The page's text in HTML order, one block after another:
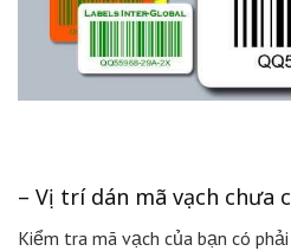
– Vị trí dán mã vạch chưa
Kiểm tra mã vạch của bạn có